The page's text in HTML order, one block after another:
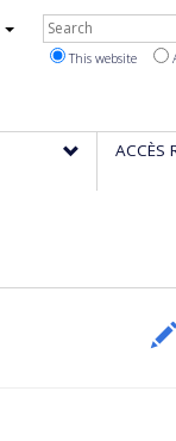
This website
ACCÈS